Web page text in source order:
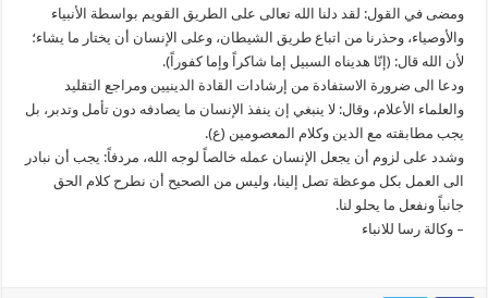
ومضى في القول: لقد دلنا الله تعالى على الطريق القويم بواسطة الأنبياء
والأوصياء، وحذرنا من اتباع طريق الشيطان، وعلى الإنسان أن يختار ما يشاء؛
لأن الله قال: (إنّا هديناه السبيل إما شاكراً وإما كفوراً).
ودعا الى ضرورة الاستفادة من إرشادات القادة الدينيين ومراجع التقليد
والعلماء الأعلام، وقال: لا ينبغي إن ينفذ الإنسان ما يصادفه دون تأمل وتدبر، بل
يجب مطابقته مع الدين وكلام المعصومين (ع).
وشدد على لزوم أن يجعل الإنسان عمله خالصاً لوجه الله، مردفاً: يجب أن نبادر
الى العمل بكل موعظة تصل إلينا، وليس من الصحيح أن نطرح كلام الحق
جانباً ونفعل ما يحلو لنا.
– وکالة رسا للانباء